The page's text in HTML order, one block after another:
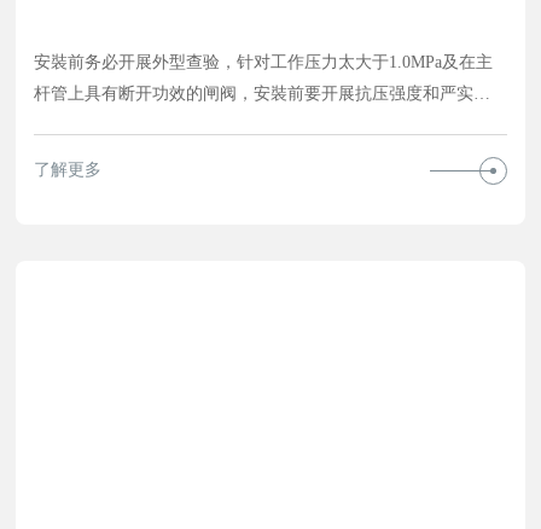
安裝前务必开展外型查验，针对工作压力太大于1.0MPa及在主
杆管上具有断开功效的闸阀，安裝前要开展抗压强度和严实特
了解更多